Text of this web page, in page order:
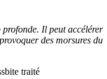
Il peut accélérer
des morsures du